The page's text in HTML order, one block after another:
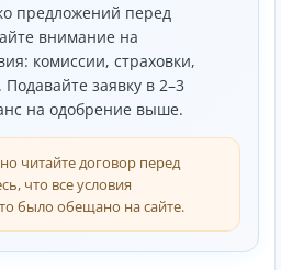
предложений перед
внимание на
комиссии, страховки,
заявку в 2–3
на одобрение выше.
читайте договор перед
что все условия
было обещано на сайте.